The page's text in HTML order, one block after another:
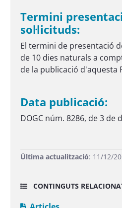
Termini
sol·licituds:
El termini de presentació
de 10 dies naturals a
de la publicació d'aquesta
Data publicació:
DOGC núm. 8286, de 3 de
Última actualització: 11/12/
CONTINGUTS